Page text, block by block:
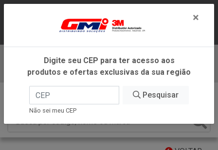
ATENDIMENTO DENTRO DO ESTADO DE
MINAS GERAIS.
Baixe já nosso APP
×
Digite seu CEP para ter acesso aos
produtos e ofertas exclusivas da sua região
Pesquisar
Não sei meu CEP